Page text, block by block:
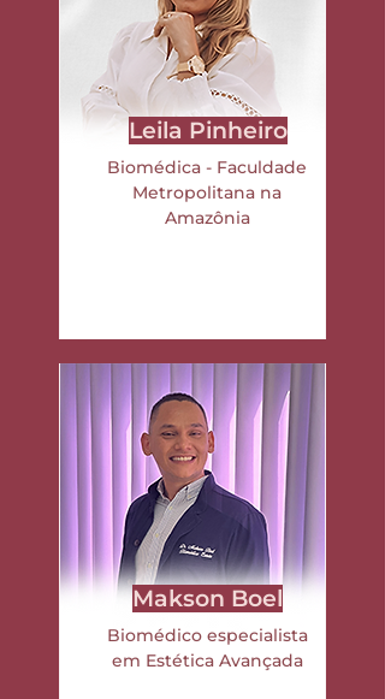
Leila Pinheiro
Biomédica - Faculdade
Metropolitana na
Amazônia
Makson Boel
Biomédico especialista
em Estética Avançada